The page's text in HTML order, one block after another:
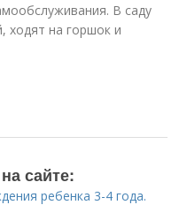
В саду
ходят на горшок и
сайте:
ребенка 3-4 года.